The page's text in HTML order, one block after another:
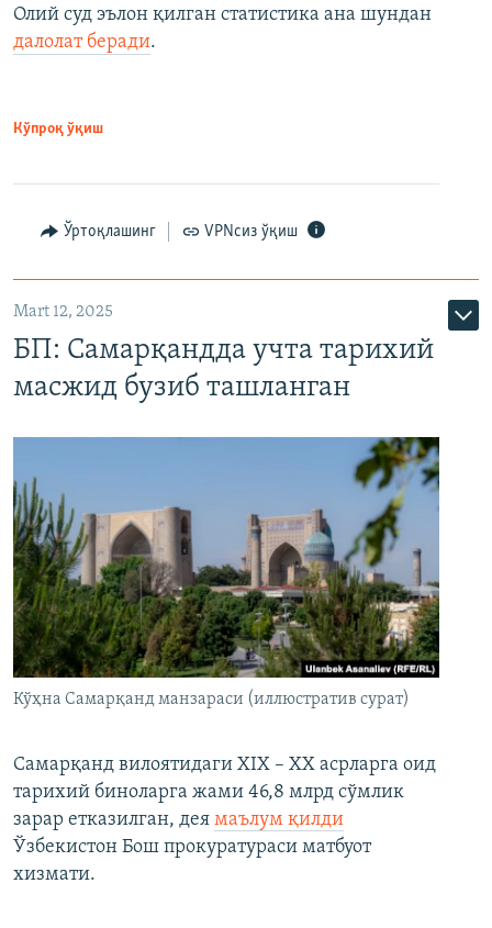
Олий суд эълон қилган статистика ана шундан
далолат беради.
Кўпроқ ўқиш
Ўртоқлашинг VPNсиз ўқиш
Mart 12, 2025
БП: Самарқандда учта тарихий
масжид бузиб ташланган
Кўҳна Самарқанд манзараси (иллюстратив сурат)
Самарқанд вилоятидаги XIX – XX асрларга оид
тарихий биноларга жами 46,8 млрд сўмлик
зарар етказилган, дея маълум қилди
Ўзбекистон Бош прокуратураси матбуот
хизмати.